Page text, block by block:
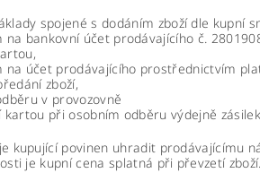
spojené s dodáním zboží dle kupní
bankovní účet prodávajícího č.
na účet prodávajícího prostřednictvím
zboží,
v provozovně
při osobním odběru výdejně
kupující povinen uhradit prodávajícímu
je kupní cena splatná při převzetí